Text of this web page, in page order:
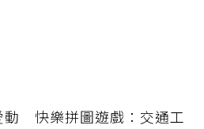
動
快樂拼圖遊戲：交通工